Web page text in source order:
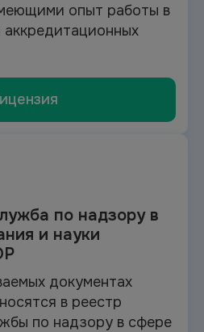
опыт работы в
по надзору в
и науки
документах
в реестр
по надзору в сфере